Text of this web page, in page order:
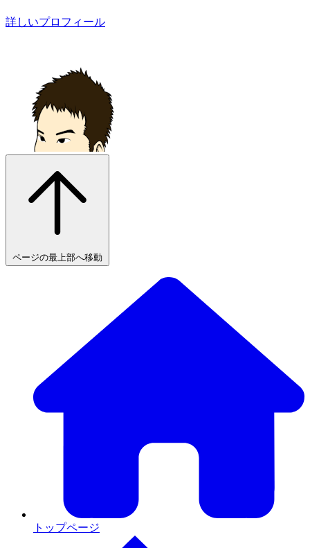
詳しいプロフィール
ページの最上部へ移動
トップページ